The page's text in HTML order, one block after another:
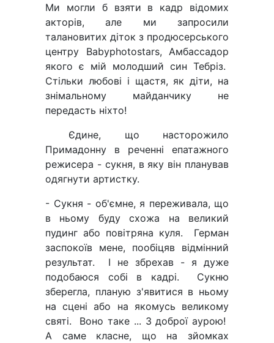
Ми могли б взяти в кадр відомих
акторів, але ми запросили
талановитих діток з продюсерського
центру Babyphotostars, Амбассадор
якого є мій молодший син Тебріз.
Стільки любові і щастя, як діти, на
знімальному майданчику не
передасть ніхто!
Єдине, що насторожило
Примадонну в реченні епатажного
режисера - сукня, в яку він планував
одягнути артистку.
- Сукня - об'ємне, я переживала, що
в ньому буду схожа на великий
пудинг або повітряна куля. Герман
заспокоїв мене, пообіцяв відмінний
результат. І не збрехав - я дуже
подобаюся собі в кадрі. Сукню
зберегла, планую з'явитися в ньому
на сцені або на якомусь великому
святі. Воно таке ... З доброї аурою!
А саме класне, що на зйомках